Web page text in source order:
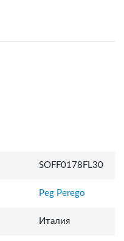
SOFF0178FL30
Peg Perego
Италия